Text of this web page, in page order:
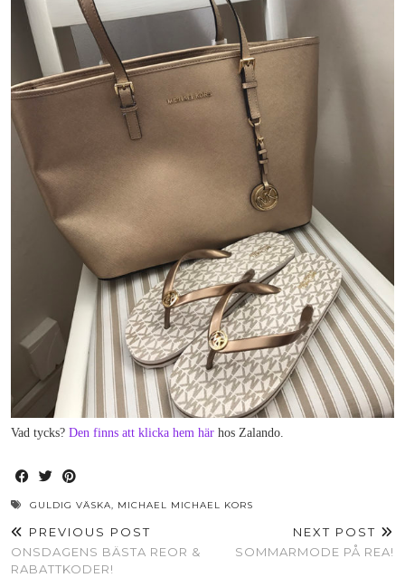
Vad tycks? Den finns att klicka hem här hos Zalando.
GULDIG VÄSKA, MICHAEL MICHAEL KORS
PREVIOUS POST
ONSDAGENS BÄSTA REOR &
RABATTKODER!
NEXT POST
SOMMARMODE PÅ REA!